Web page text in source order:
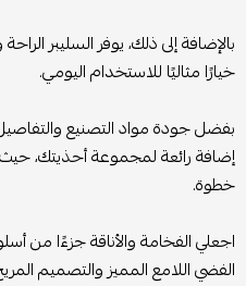
بالإضافة إلى ذلك، يوفر السليبر
خيارًا مثاليًا للاستخدام اليومي.
بفضل جودة مواد التصنيع
إضافة رائعة لمجموعة أحذيتك، حيث
خطوة.
اجعلي الفخامة والأناقة جزءًا من
الفضي اللامع المميز والتصميم